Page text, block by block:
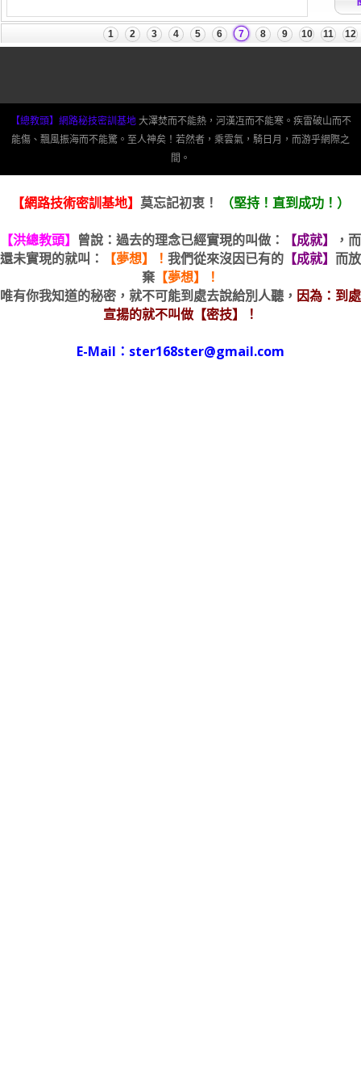
【總教頭】網路秘技密訓基地大澤焚而不能熱，河漢冱而不能寒。疾雷破山而不
能傷、飄風振海而不能驚。至人神矣！若然者，乘雲氣，騎日月，而游乎網際之
間。
【網路技術密訓基地】 莫忘記初衷！ （堅持！直到成功！）
【洪總教頭】 曾說：過去的理念已經實現的叫做： 【成就】
，而
還未實現的就叫：
【夢想】！ 我們從來沒因已有的 【成就】 而放
棄 【夢想】！
唯有你我知道的秘密，就不可能到處去說給別人聽， 因為：到處
宣揚的就不叫做【密技】！
E-Mail：ster168ster@gmail.com